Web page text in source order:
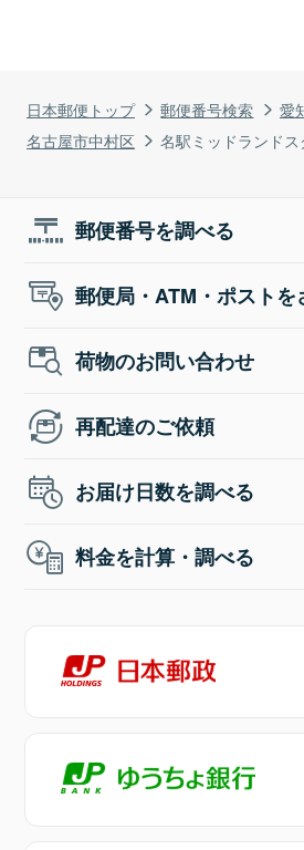
日本郵便トップ 郵便番号検索
愛
名古屋市中村区
名駅ミッドランドス
郵便番号を調べる
郵便局・ATM・ポストを
荷物のお問い合わせ
再配達のご依頼
お届け日数を調べる
料金を計算・調べる